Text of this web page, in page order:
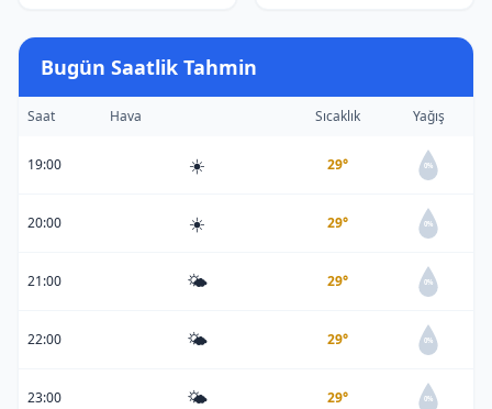
Bugün Saatlik Tahmin
Saat Hava Sıcaklık Yağış
19:00 ☀️ 29° 0%
20:00 ☀️ 29° 0%
21:00 🌤️ 29° 0%
22:00 🌤️ 29° 0%
23:00 🌤️ 29° 0%